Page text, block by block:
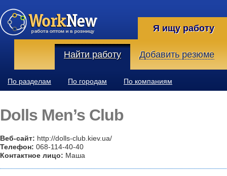
Я ищу работу
Найти работу Добавить резюме
По разделам По городам По компаниям
Dolls Men’s Club
Веб-сайт: http://dolls-club.kiev.ua/
Телефон: 068-114-40-40
Контактное лицо: Маша